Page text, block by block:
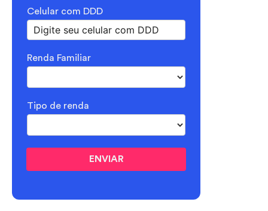
Celular com DDD
Renda Familiar
Tipo de renda
ENVIAR